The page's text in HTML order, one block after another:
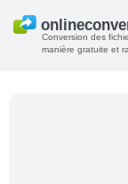
Conversion des
manière gratuite et